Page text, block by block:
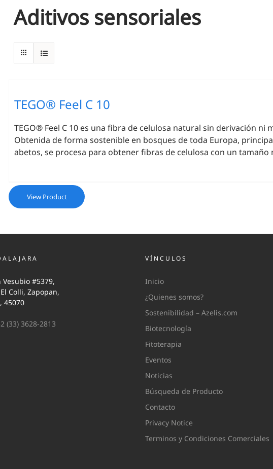
Aditivos sensoriales
TEGO® Feel C 10
TEGO® Feel C 10 es una fibra de celulosa natural sin derivación ni
Obtenida de forma sostenible en bosques de toda Europa,
abetos, se procesa para obtener fibras de celulosa con un tamaño
View Product
Vesubio #5379,
Colli, Zapopan,
45070
(33) 3628-2813
VÍNCULOS
Inicio
¿Quienes somos?
Sostenibilidad – Azelis.com
Biotecnología
Fitoterapia
Eventos
Noticias
Búsqueda de Producto
Contacto
Privacy Notice
Terminos y Condiciones Comerciales